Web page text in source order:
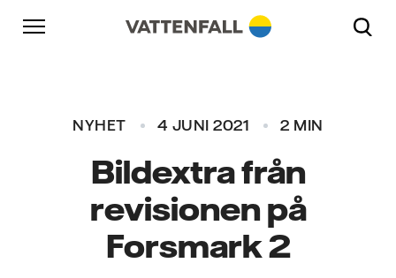
Skip to content
Gå till huvudnavigeringen
Gå till sidfoten
NYHET 4 JUNI 2021 2 MIN
Bildextra från
revisionen på
Forsmark 2
Gå till huvudnavigeringen